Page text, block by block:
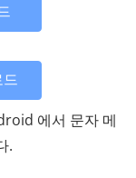
에서 문자 메
.